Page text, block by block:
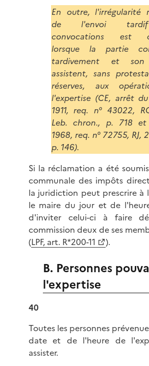
En outre, l'irrégularité
de l'envoi
convocations est
lorsque la partie
tardivement et son
assistent, sans
réserves, aux
l'expertise (CE, arrêt
1911, req. n° 43022,
Leb. chron., p. 718
1968, req. n° 72755, RJ,
p. 146).
Si la réclamation a été
communale des impôts
la juridiction peut prescrire à
le maire du jour et de
d'inviter celui-ci à faire
commission deux de ses
(LPF, art. R*200-11 ).
B. Personnes
l'expertise
40
Toutes les personnes
date et de l'heure de
assister.